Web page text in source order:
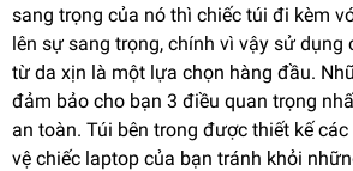
sang trọng của nó thì chiếc túi đi kèm
lên sự sang trọng, chính vì vậy sử
từ da xịn là một lựa chọn hàng đầu.
đảm bảo cho bạn 3 điều quan trọng
an toàn. Túi bên trong được thiết kế
vệ chiếc laptop của bạn tránh khỏi